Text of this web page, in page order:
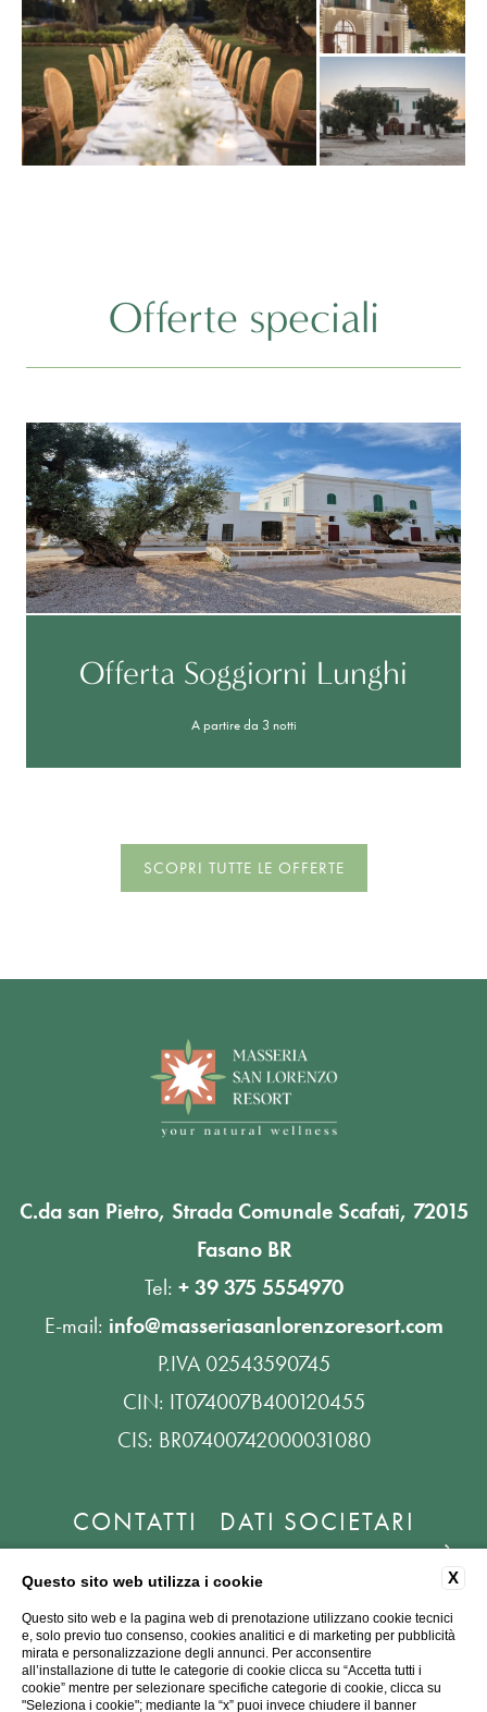
Offerte speciali
Offerta Soggiorni Lunghi
A partire da 3 notti
SCOPRI TUTTE LE OFFERTE
C.da san Pietro, Strada Comunale Scafati, 72015
Fasano BR
Tel: + 39 375 5554970
E-mail: info@masseriasanlorenzoresort.com
P.IVA 02543590745
CIN: IT074007B400120455
CIS: BR07400742000031080
CONTATTI
DATI SOCIETARI
PRIVACY
COOKIE ACCESSIBILITÀ
X
Questo sito web utilizza i cookie
Questo sito web e la pagina web di prenotazione utilizzano cookie tecnici
e, solo previo tuo consenso, cookies analitici e di marketing per pubblicità
mirata e personalizzazione degli annunci. Per acconsentire
all’installazione di tutte le categorie di cookie clicca su “Accetta tutti i
cookie” mentre per selezionare specifiche categorie di cookie, clicca su
"Seleziona i cookie"; mediante la “x” puoi invece chiudere il banner